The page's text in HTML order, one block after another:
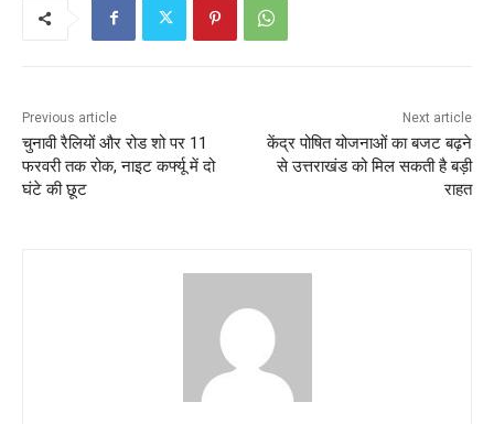
k
A
p
Previous article
चुनावी रैलियों और रोड शो पर 11
फरवरी तक रोक, नाइट कर्फ्यू में दो
घंटे की छूट
Next article
केंद्र पोषित योजनाओं का बजट बढ़ने
से उत्तराखंड को मिल सकती है बड़ी
राहत